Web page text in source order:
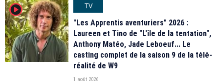
player2
TV
"Les Apprentis aventuriers" 2026 :
Laureen et Tino de "L'île de la tentation",
Anthony Matéo, Jade Leboeuf... Le
casting complet de la saison 9 de la télé-
réalité de W9
1 août 2026